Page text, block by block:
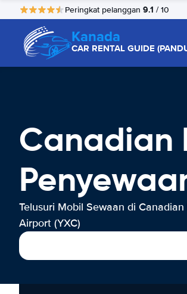
Peringkat pelanggan 9.1 / 10
Kanada
CAR RENTAL GUIDE
Canadian
Telusuri Mobil Sewaan di
Airport (YXC)